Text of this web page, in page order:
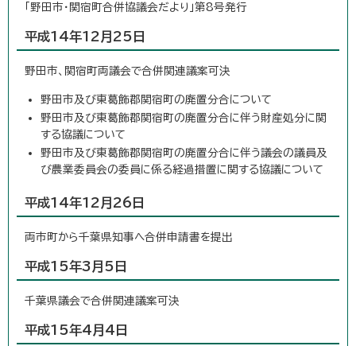
「野田市・関宿町合併協議会だより」第8号発行
平成14年12月25日
野田市、関宿町両議会で合併関連議案可決
野田市及び東葛飾郡関宿町の廃置分合について
野田市及び東葛飾郡関宿町の廃置分合に伴う財産処分に関
する協議について
野田市及び東葛飾郡関宿町の廃置分合に伴う議会の議員及
び農業委員会の委員に係る経過措置に関する協議について
平成14年12月26日
両市町から千葉県知事へ合併申請書を提出
平成15年3月5日
千葉県議会で合併関連議案可決
平成15年4月4日